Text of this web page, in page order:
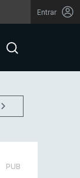
Entrar
PUB